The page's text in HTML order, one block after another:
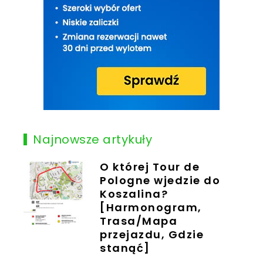
Najnowsze artykuły
O której Tour de
Pologne wjedzie do
Koszalina?
[Harmonogram,
Trasa/Mapa
przejazdu, Gdzie
stanąć]